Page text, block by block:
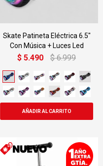
Skate Patineta Eléctrica 6.5"
Con Música + Luces Led
$ 5.490 $ 6.999